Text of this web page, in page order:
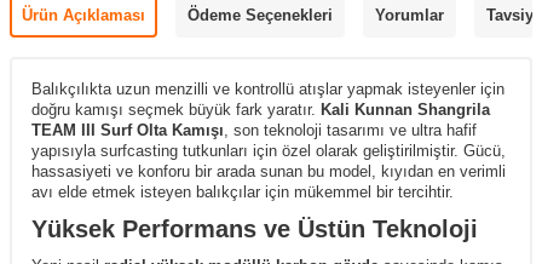
Ürün Açıklaması Ödeme Seçenekleri Yorumlar
Balıkçılıkta uzun menzilli ve kontrollü atışlar yapmak isteyenler için
doğru kamışı seçmek büyük fark yaratır. Kali Kunnan Shangrila
TEAM III Surf Olta Kamışı , son teknoloji tasarımı ve ultra hafif
yapısıyla surfcasting tutkunları için özel olarak geliştirilmiştir. Gücü,
hassasiyeti ve konforu bir arada sunan bu model, kıyıdan en verimli
avı elde etmek isteyen balıkçılar için mükemmel bir tercihtir.
Yüksek Performans ve Üstün Teknoloji